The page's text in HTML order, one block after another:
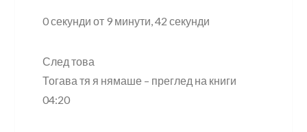
0 секунди от 9 минути, 42 секунди
След това
Тогава тя я нямаше – преглед на книги
04:20